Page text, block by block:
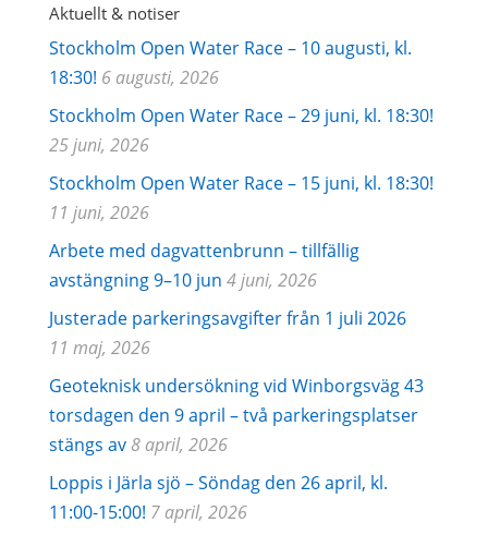
Aktuellt & notiser
Stockholm Open Water Race – 10 augusti, kl.
18:30! 6 augusti, 2026
Stockholm Open Water Race – 29 juni, kl. 18:30!
25 juni, 2026
Stockholm Open Water Race – 15 juni, kl. 18:30!
11 juni, 2026
Arbete med dagvattenbrunn – tillfällig
avstängning 9–10 jun 4 juni, 2026
Justerade parkeringsavgifter från 1 juli 2026
11 maj, 2026
Geoteknisk undersökning vid Winborgsväg 43
torsdagen den 9 april – två parkeringsplatser
stängs av 8 april, 2026
Loppis i Järla sjö – Söndag den 26 april, kl.
11:00-15:00! 7 april, 2026